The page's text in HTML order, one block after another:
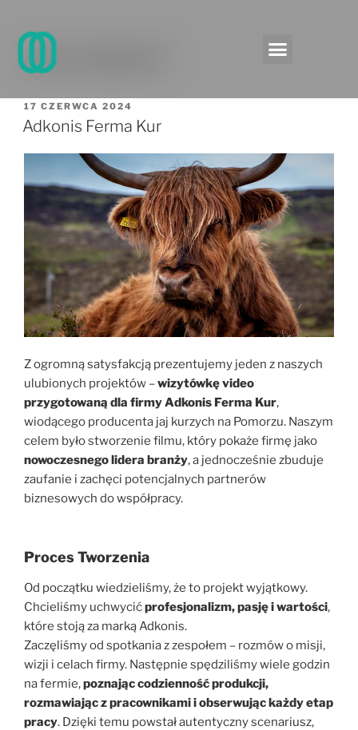
AUTOR:
17 CZERWCA 2024
Adkonis Ferma Kur
Z ogromną satysfakcją prezentujemy jeden z naszych
ulubionych projektów –wizytówkę video
przygotowaną dla firmy Adkonis Ferma Kur,
wiodącego producenta jaj kurzych na Pomorzu. Naszym
celem było stworzenie filmu, który pokaże firmę jako
nowoczesnego lidera branży, a jednocześnie zbuduje
zaufanie i zachęci potencjalnych partnerów
biznesowych do współpracy.
Proces Tworzenia
Od początku wiedzieliśmy, że to projekt wyjątkowy.
Chcieliśmy uchwycićprofesjonalizm, pasję i wartości,
które stoją za marką Adkonis.
Zaczęliśmy od spotkania z zespołem – rozmów o misji,
wizji i celach firmy. Następnie spędziliśmy wiele godzin
na fermie,poznając codzienność produkcji,
rozmawiając z pracownikami i obserwując każdy etap
pracy. Dzięki temu powstał autentyczny scenariusz,